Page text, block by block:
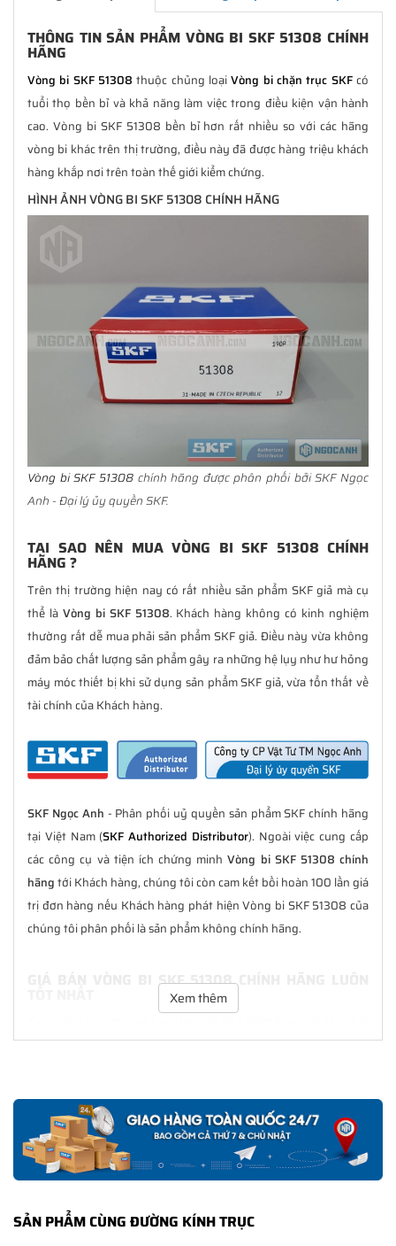
THÔNG TIN SẢN PHẨM VÒNG BI SKF 51308 CHÍNH
HÃNG
Vòng bi SKF 51308 thuộc chủng loạiVòng bi chặn trục SKFcó
tuổi thọ bền bỉ và khả năng làm việc trong điều kiện vận hành
cao. Vòng bi SKF 51308 bền bỉ hơn rất nhiều so với các hãng
vòng bi khác trên thị trường, điều này đã được hàng triệu khách
hàng khắp nơi trên toàn thế giới kiểm chứng.
HÌNH ẢNH VÒNG BI SKF 51308 CHÍNH HÃNG
Vòng bi SKF 51308chính hãng được phân phối bởi SKF Ngọc
Anh - Đại lý ủy quyền SKF.
TẠI SAO NÊN MUA VÒNG BI SKF 51308 CHÍNH
HÃNG ?
Trên thị trường hiện nay có rất nhiều sản phẩm SKF giả mà cụ
thể là Vòng bi SKF 51308. Khách hàng không có kinh nghiệm
thường rất dễ mua phải sản phẩm SKF giả. Điều này vừa không
đảm bảo chất lượng sản phẩm gây ra những hệ lụy như hư hỏng
máy móc thiết bị khi sử dụng sản phẩm SKF giả, vừa tổn thất về
tài chính của Khách hàng.
SKF Ngọc Anh - Phân phối uỷ quyền sản phẩm SKF chính hãng
tại Việt Nam (SKF Authorized Distributor). Ngoài việc cung cấp
các công cụ và tiện ích chứng minhVòng bi SKF 51308 chính
hãngtới Khách hàng, chúng tôi còn cam kết bồi hoàn 100 lần giá
trị đơn hàng nếu Khách hàng phát hiện Vòng bi SKF 51308 của
chúng tôi phân phối là sản phẩm không chính hãng.
GIÁ BÁN VÒNG BI SKF 51308 CHÍNH HÃNG LUÔN
với nhiều ưu đãi kèm theo và các dịch vụ hẫu mãi sau bán hàng.
CHẾ ĐỘ BẢO HÀNH VÒNG BI SKF 51308 CHÍNH
HÃNG
Tất cả các sản phẩm SKF chính hãng doSKF Ngọc Anhphân
phối đều được bảo hành chính hãng theo đúng tiêu chuẩn bảo
hành của nhà sản xuất.
Xem thêm
SẢN PHẨM CÙNG ĐƯỜNG KÍNH TRỤC